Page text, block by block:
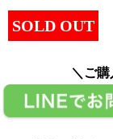
SOLD OUT
＼ご